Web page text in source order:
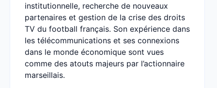
institutionnelle, recherche de nouveaux
partenaires et gestion de la crise des droits
TV du football français. Son expérience dans
les télécommunications et ses connexions
dans le monde économique sont vues
comme des atouts majeurs par l’actionnaire
marseillais.